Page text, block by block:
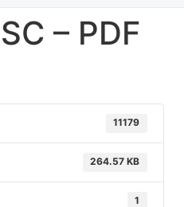
– PDF
11179
264.57 KB
1